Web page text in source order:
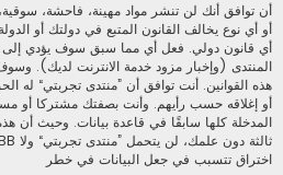
أن توافق أنك لن تنشر مواد مهينة، فاحشة،
أو أي نوع يخالف القانون المتبع في دولتك أو
أي قانون دولي. فعل أي مما سبق سوف يؤدي إلى
المنتدى (وإخبار مزود خدمة الانترنت لديك).
هذه القوانين. أنت توافق أن ”منتدى تجربتي“ له
أو إغلاقه حسب رأيهم. وأنت بصفتك مشتركا أو
المدخلة كلها سابقًا في قاعدة بيانات. وحيث أن
اختراق تتسبب في جعل البيانات في خطر